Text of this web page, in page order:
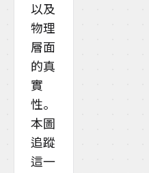
以及
物理
層面
的真
實
性。
本圖
追蹤
這一